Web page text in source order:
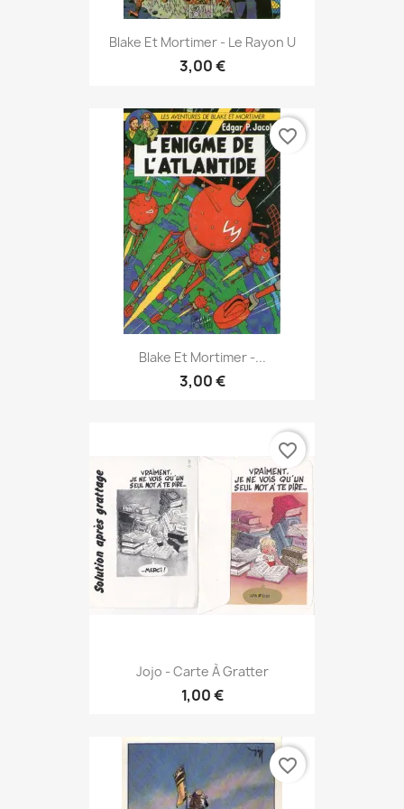
Blake Et Mortimer - Le Rayon U
3,00 €
Blake Et Mortimer -...
3,00 €
favorite_border
Jojo - Carte À Gratter
1,00 €
favorite_border
favorite_border